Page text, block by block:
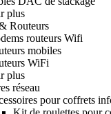
plus
Routeurs
routeurs Wifi
mobiles
WiFi
plus
réseau
pour coffrets